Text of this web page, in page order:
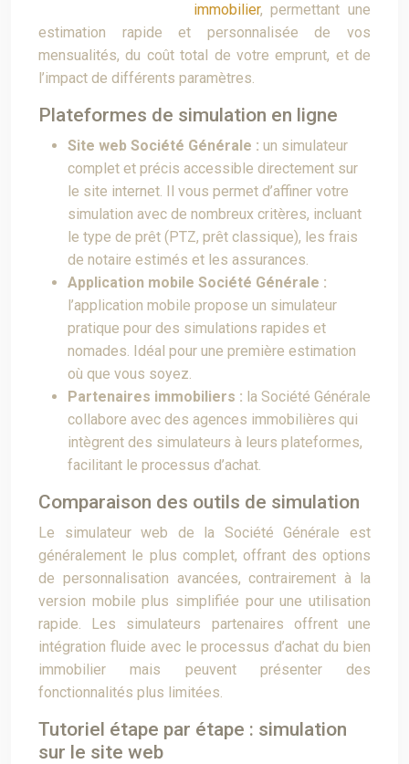
immobilier, permettant une
estimation rapide et personnalisée de vos
mensualités, du coût total de votre emprunt, et de
l’impact de différents paramètres.
Plateformes de simulation en ligne
Site web Société Générale : un simulateur
complet et précis accessible directement sur
le site internet. Il vous permet d’affiner votre
simulation avec de nombreux critères, incluant
le type de prêt (PTZ, prêt classique), les frais
de notaire estimés et les assurances.
Application mobile Société Générale :
l’application mobile propose un simulateur
pratique pour des simulations rapides et
nomades. Idéal pour une première estimation
où que vous soyez.
Partenaires immobiliers : la Société Générale
collabore avec des agences immobilières qui
intègrent des simulateurs à leurs plateformes,
facilitant le processus d’achat.
Comparaison des outils de simulation
Le simulateur web de la Société Générale est
généralement le plus complet, offrant des options
de personnalisation avancées, contrairement à la
version mobile plus simplifiée pour une utilisation
rapide. Les simulateurs partenaires offrent une
intégration fluide avec le processus d’achat du bien
immobilier mais peuvent présenter des
fonctionnalités plus limitées.
Tutoriel étape par étape : simulation
sur le site web